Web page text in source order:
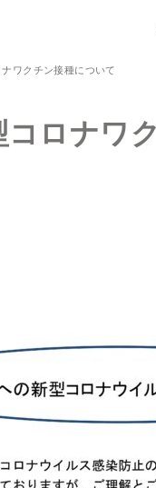
ワクチン接種について
ロナワ